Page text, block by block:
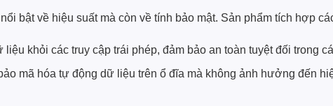
bật về hiệu suất mà còn về tính bảo mật. Sản phẩm tích hợp
liệu khỏi các truy cập trái phép, đảm bảo an toàn tuyệt đối trong
mã hóa tự động dữ liệu trên ổ đĩa mà không ảnh hưởng đến